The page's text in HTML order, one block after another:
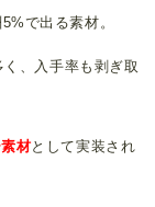
で出る素材。
、入手率も剥ぎ取
材として実装され